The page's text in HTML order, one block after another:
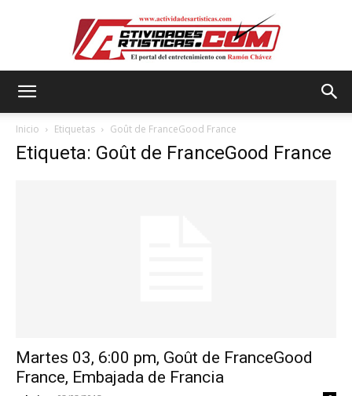
Inicio Etiquetas Goût de FranceGood France
Etiqueta: Goût de FranceGood France
Martes 03, 6:00 pm, Goût de FranceGood
France, Embajada de Francia